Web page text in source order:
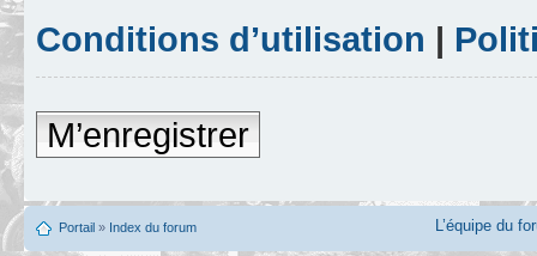
Conditions d’utilisation |
M’enregistrer
Portail » Index du forum L’équipe du